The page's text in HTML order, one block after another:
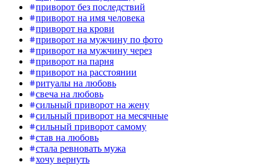
приворот без последствий
приворот на имя человека
приворот на крови
приворот на мужчину по фото
приворот на мужчину через
приворот на парня
приворот на расстоянии
ритуалы на любовь
свеча на любовь
сильный приворот на жену
сильный приворот на месячные
сильный приворот самому
став на любовь
стала ревновать мужа
хочу вернуть